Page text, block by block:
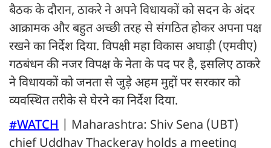
बैठक के दौरान, ठाकरे ने अपने विधायकों को सदन के अंदर
आक्रामक और बहुत अच्छी तरह से संगठित होकर अपना पक्ष
रखने का निर्देश दिया. विपक्षी महा विकास अघाड़ी (एमवीए)
गठबंधन की नजर विपक्ष के नेता के पद पर है, इसलिए ठाकरे
ने विधायकों को जनता से जुड़े अहम मुद्दों पर सरकार को
व्यवस्थित तरीके से घेरने का निर्देश दिया.
#WATCH | Maharashtra: Shiv Sena (UBT)
chief Uddhav Thackeray holds a meeting